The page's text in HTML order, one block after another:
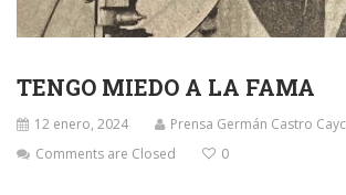
TENGO MIEDO A LA FAMA
12 enero, 2024 Prensa Germán Castro
Comments are Closed
0